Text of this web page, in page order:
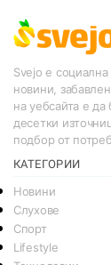
Svejo е
новини,
на уебсайта е
десетки
подбор от
КАТЕГОРИИ
Новини
Слухове
Спорт
Lifestyle